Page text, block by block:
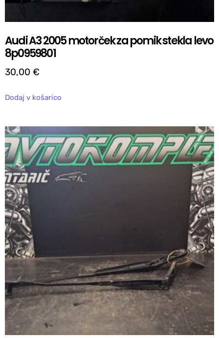
Audi A3 2005 motorček za pomik stekla levo
8p0959801
30,00 €
Dodaj v košarico